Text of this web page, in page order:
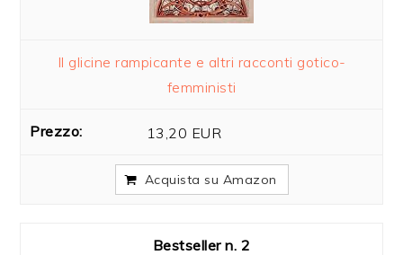
Il glicine rampicante e altri racconti gotico-
femministi
13,20 EUR
Acquista su Amazon
2